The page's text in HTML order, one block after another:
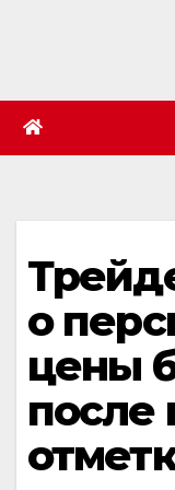
о
цены
после